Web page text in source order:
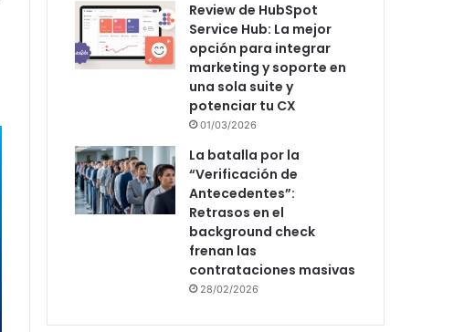
Review de HubSpot
Service Hub: La mejor
opción para integrar
marketing y soporte en
una sola suite y
potenciar tu CX
01/03/2026
La batalla por la
“Verificación de
Antecedentes”:
Retrasos en el
background check
frenan las
contrataciones masivas
28/02/2026